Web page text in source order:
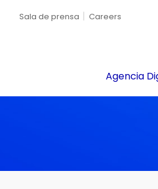
Sala de prensa Careers
Agencia